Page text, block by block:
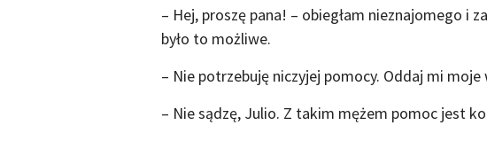
– Hej, proszę pana! – obiegłam nieznajomego i
było to możliwe.
– Nie potrzebuję niczyjej pomocy. Oddaj mi
– Nie sądzę, Julio. Z takim mężem pomoc jest